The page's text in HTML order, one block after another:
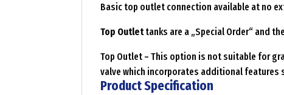
Basic top outlet connection available at no
Top Outlettanks are a „Special Order“ and
Top Outlet – This option is not suitable for
valve which incorporates additional
Product Specification